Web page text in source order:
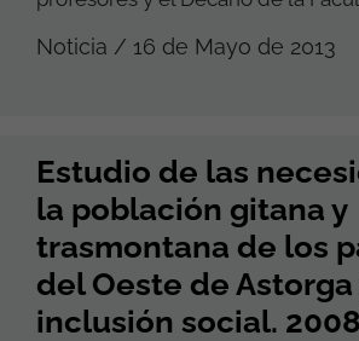
Noticia / 16 de Mayo de 2013
Estudio de las
la población gitana y
trasmontana de los
del Oeste de
inclusión social. 2008